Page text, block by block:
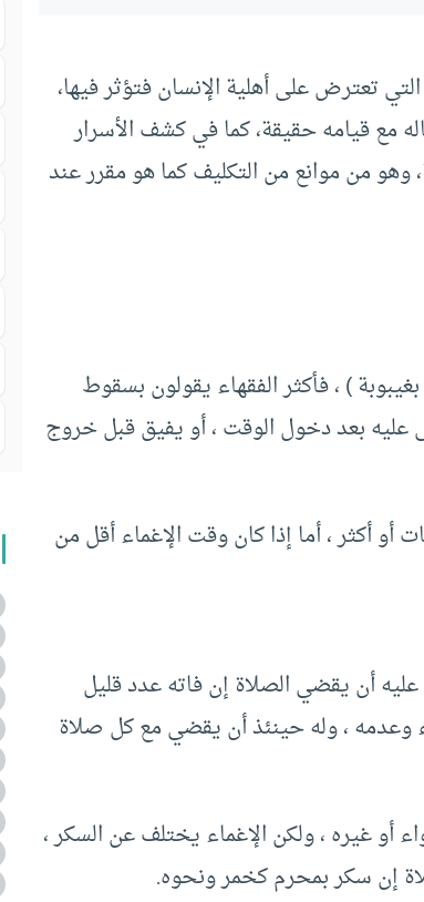
تعترض على أهلية الإنسان فتؤثر فيها،
مع قيامه حقيقة، كما في كشف الأسرار
من موانع من التكليف كما هو مقرر عند
) ، فأكثر الفقهاء يقولون بسقوط
عليه بعد دخول الوقت ، أو يفيق قبل خروج
أكثر ، أما إذا كان وقت الإغماء أقل من
أن يقضي الصلاة إن فاته عدد قليل
وعدمه ، وله حينئذ أن يقضي مع كل صلاة
أو غيره ، ولكن الإغماء يختلف عن السكر ،
إن سكر بمحرم كخمر ونحوه.